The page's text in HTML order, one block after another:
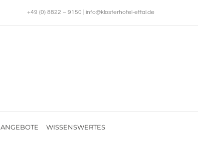
+49 (0) 8822 – 9150 |info@klosterhotel-ettal.de
ANGEBOTE WISSENSWERTES